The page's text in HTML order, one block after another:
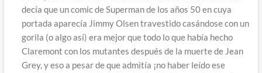
decía que un comic de Superman de los años 50 en cuya
portada aparecía Jimmy Olsen travestido casándose con un
gorila (o algo así) era mejor que todo lo que había hecho
Claremont con los mutantes después de la muerte de Jean
Grey, y eso a pesar de que admitía ¡no haber leído ese